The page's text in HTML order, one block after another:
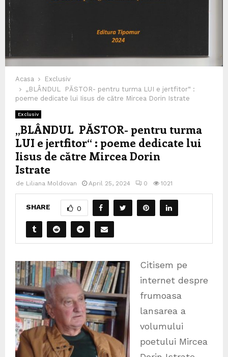
Acasa
Exclusiv
„BLÂNDUL PĂSTOR- pentru turma LUI e jertfitor“ :
poeme dedicate lui Iisus de către Mircea Dorin Istrate
Exclusiv
„BLÂNDUL PĂSTOR- pentru turma
LUI e jertfitor“ : poeme dedicate lui
Iisus de către Mircea Dorin
Istrate
de Liliana Moldovan April 25, 2024 0 1021
SHARE 0
Citisem pe
internet despre
frumoasa
lansarea a
volumului
poetului Mircea